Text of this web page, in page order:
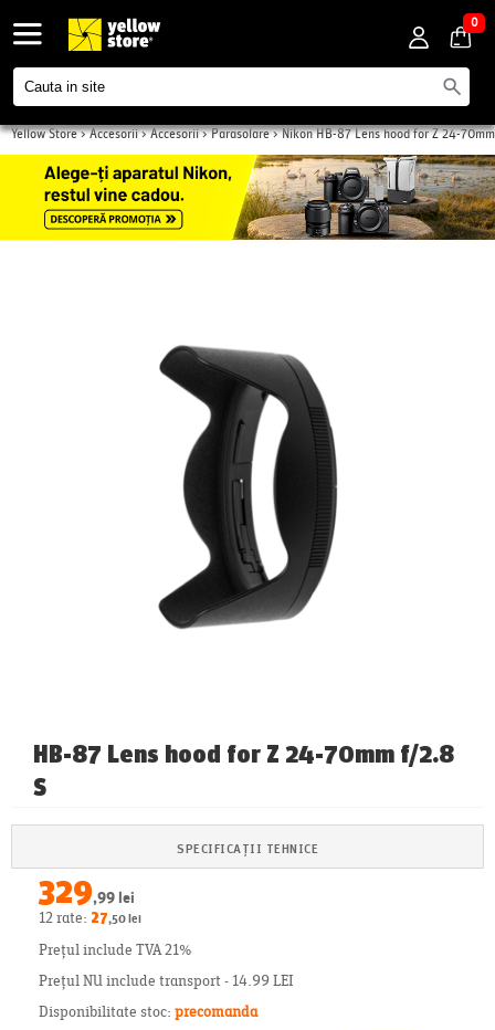
0
Yellow Store>Accesorii>Accesorii>Parasolare>Nikon HB-87 Lens hood for Z 24-70mm
f/2.8 S
HB-87 Lens hood for Z 24-70mm f/2.8
S
SPECIFICAȚII TEHNICE
329,99 lei
12 rate: 27,50 lei
Prețul include TVA 21%
Prețul NU include transport - 14.99 LEI
Disponibilitate stoc:precomanda